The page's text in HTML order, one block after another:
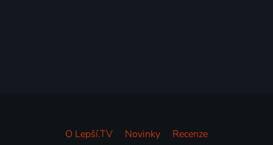
O Lepší.TV Novinky
Recenze